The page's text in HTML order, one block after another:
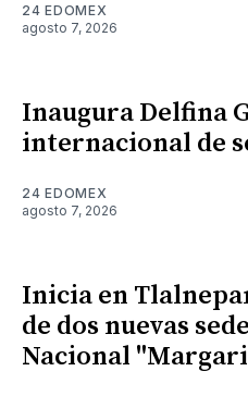
24 EDOMEX
agosto 7, 2026
Inaugura Delfina
internacional de
24 EDOMEX
agosto 7, 2026
Inicia en
de dos nuevas
Nacional